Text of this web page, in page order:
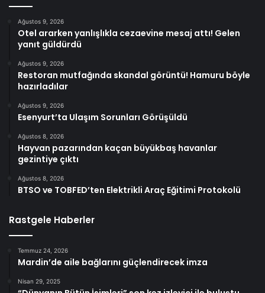
Ağustos 9, 2026
Otel ararken yanlışlıkla cezaevine mesaj attı! Gelen
yanıt güldürdü
Ağustos 9, 2026
Restoran mutfağında skandal görüntü! Hamuru böyle
hazırladılar
Ağustos 9, 2026
Esenyurt’ta Ulaşım Sorunları Görüşüldü
Ağustos 8, 2026
Hayvan pazarından kaçan büyükbaş havanlar
gezintiye çıktı
Ağustos 8, 2026
BTSO ve TOBFED’ten Elektrikli Araç Eğitimi Protokolü
Rastgele Haberler
Temmuz 24, 2026
Mardin’de aile bağlarını güçlendirecek imza
Nisan 29, 2025